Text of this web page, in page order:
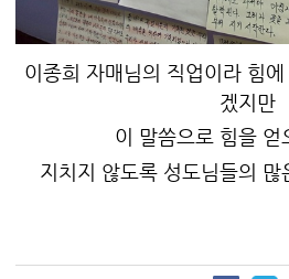
이종희 자매님의 직업이라 힘
겠지만
이 말씀으로 힘을 얻
지치지 않도록 성도님들의